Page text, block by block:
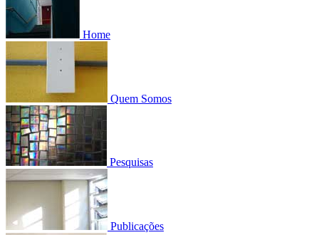
Home
Quem Somos
Pesquisas
Publicações